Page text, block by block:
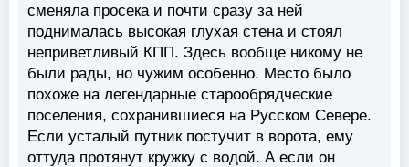
сменяла просека и почти сразу за ней
поднималась высокая глухая стена и стоял
неприветливый КПП. Здесь вообще никому не
были рады, но чужим особенно. Место было
похоже на легендарные старообрядческие
поселения, сохранившиеся на Русском Севере.
Если усталый путник постучит в ворота, ему
оттуда протянут кружку с водой. А если он